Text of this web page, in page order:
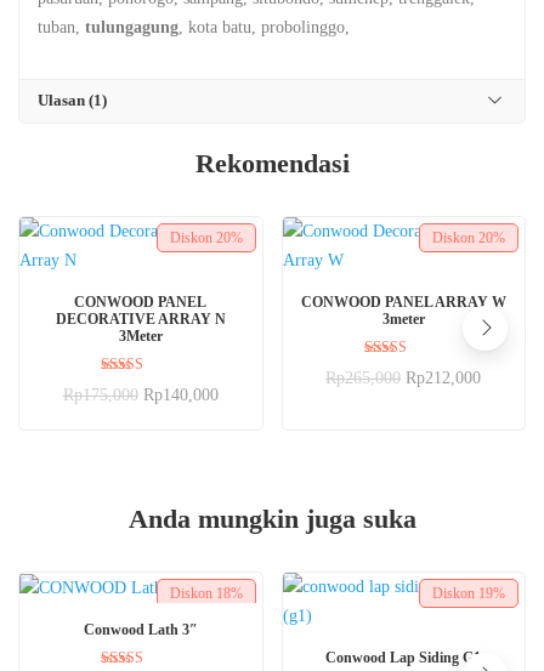
tuban, tulungagung, kota batu, probolinggo,
Ulasan (1)
Rekomendasi
Diskon 20%
CONWOOD PANEL
DECORATIVE ARRAY N
3Meter
Dinilai
5.00
Rp175,000 Rp140,000
Diskon 20%
CONWOOD PANEL ARRAY W
3meter
Dinilai
5.00
Rp265,000 Rp212,000
Anda mungkin juga suka
Diskon 18%
Conwood Lath 3″
Diskon 19%
Conwood Lap Siding G1